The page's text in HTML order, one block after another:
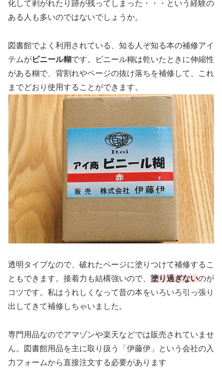
化して剥がれたり跡が残ってしまった・・・という経験の
ある人も多いのではないでしょうか。
図書館でよく利用されている、知る人ぞ知る本の補修アイ
テムがビニール糊です。ビニール糊は乾いたときに伸縮性
がある糊で、背割れやページの抜け落ちを補修して、これ
までどおり使用することができます。
透明タイプなので、破れたページに塗りつけて補修するこ
ともできます。接着力も結構強いので、 塗り過ぎないのが
コツです。私はうれしくなって昔の本をいろいろ引っ張り
出してきて補修しちゃいました。
専門用品なのでアマゾンや楽天などでは販売されていませ
ん。図書館用品を主に取り扱う「伊藤伊」という会社の入
力フォームから直接注文する必要があります